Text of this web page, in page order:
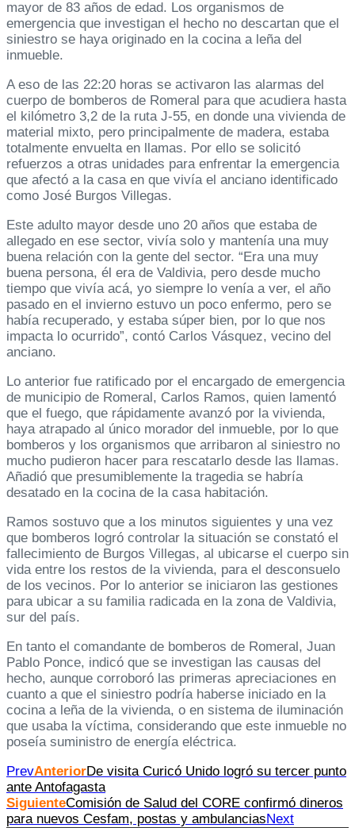
mayor de 83 años de edad. Los organismos de
emergencia que investigan el hecho no descartan que el
siniestro se haya originado en la cocina a leña del
inmueble.
A eso de las 22:20 horas se activaron las alarmas del
cuerpo de bomberos de Romeral para que acudiera hasta
el kilómetro 3,2 de la ruta J-55, en donde una vivienda de
material mixto, pero principalmente de madera, estaba
totalmente envuelta en llamas. Por ello se solicitó
refuerzos a otras unidades para enfrentar la emergencia
que afectó a la casa en que vivía el anciano identificado
como José Burgos Villegas.
Este adulto mayor desde uno 20 años que estaba de
allegado en ese sector, vivía solo y mantenía una muy
buena relación con la gente del sector. “Era una muy
buena persona, él era de Valdivia, pero desde mucho
tiempo que vivía acá, yo siempre lo venía a ver, el año
pasado en el invierno estuvo un poco enfermo, pero se
había recuperado, y estaba súper bien, por lo que nos
impacta lo ocurrido”, contó Carlos Vásquez, vecino del
anciano.
Lo anterior fue ratificado por el encargado de emergencia
de municipio de Romeral, Carlos Ramos, quien lamentó
que el fuego, que rápidamente avanzó por la vivienda,
haya atrapado al único morador del inmueble, por lo que
bomberos y los organismos que arribaron al siniestro no
mucho pudieron hacer para rescatarlo desde las llamas.
Añadió que presumiblemente la tragedia se habría
desatado en la cocina de la casa habitación.
Ramos sostuvo que a los minutos siguientes y una vez
que bomberos logró controlar la situación se constató el
fallecimiento de Burgos Villegas, al ubicarse el cuerpo sin
vida entre los restos de la vivienda, para el desconsuelo
de los vecinos. Por lo anterior se iniciaron las gestiones
para ubicar a su familia radicada en la zona de Valdivia,
sur del país.
En tanto el comandante de bomberos de Romeral, Juan
Pablo Ponce, indicó que se investigan las causas del
hecho, aunque corroboró las primeras apreciaciones en
cuanto a que el siniestro podría haberse iniciado en la
cocina a leña de la vivienda, o en sistema de iluminación
que usaba la víctima, considerando que este inmueble no
poseía suministro de energía eléctrica.
PrevAnteriorDe visita Curicó Unido logró su tercer punto
ante Antofagasta
SiguienteComisión de Salud del CORE confirmó dineros
para nuevos Cesfam, postas y ambulanciasNext